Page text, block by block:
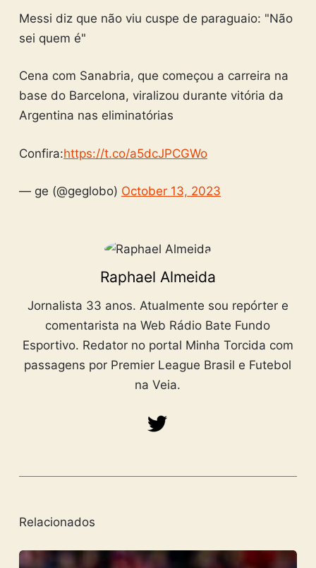
Messi diz que não viu cuspe de paraguaio: "Não
sei quem é"
Cena com Sanabria, que começou a carreira na
base do Barcelona, viralizou durante vitória da
Argentina nas eliminatórias
Confira:https://t.co/a5dcJPCGWo
— ge (@geglobo) October 13, 2023
Raphael Almeida
Jornalista 33 anos. Atualmente sou repórter e
comentarista na Web Rádio Bate Fundo
Esportivo. Redator no portal Minha Torcida com
passagens por Premier League Brasil e Futebol
na Veia.
Relacionados